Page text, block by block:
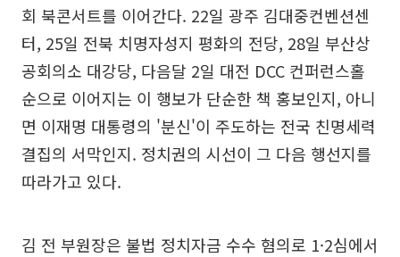
회 북콘서트를 이어간다. 22일 광주 김대중컨벤션센
터, 25일 전북 치명자성지 평화의 전당, 28일 부산상
공회의소 대강당, 다음달 2일 대전 DCC 컨퍼런스홀
순으로 이어지는 이 행보가 단순한 책 홍보인지, 아니
면 이재명 대통령의 '분신'이 주도하는 전국 친명세력
결집의 서막인지. 정치권의 시선이 그 다음 행선지를
따라가고 있다.
김 전 부원장은 불법 정치자금 수수 혐의로 1·2심에서